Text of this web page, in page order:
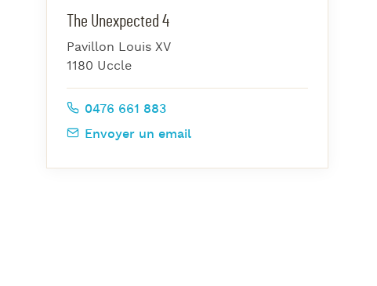
Les Midis-Jazz
Jazz au Pavillon
Jazz & Jam at CBG
The Unexpected 4
Pavillon Louis XV
1180 Uccle
0476 661 883
Envoyer un email